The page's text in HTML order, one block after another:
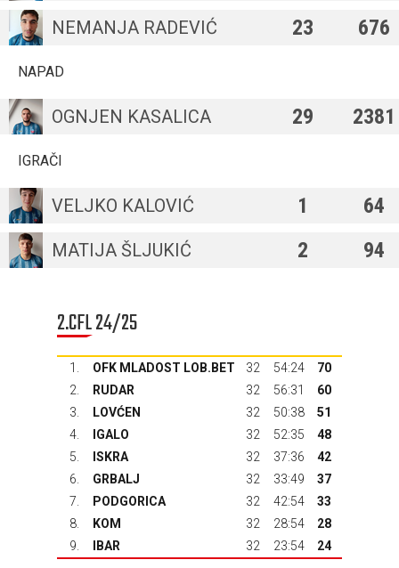
NEMANJA RADEVIĆ 23 676
NAPAD
OGNJEN KASALICA 29 2381
IGRAČI
VELJKO KALOVIĆ 1 64
MATIJA ŠLJUKIĆ 2 94
2.CFL 24/25
1. OFK MLADOST LOB.BET 32 54:24
70
2.
RUDAR 32 56:31
60
3.
LOVĆEN 32 50:38
51
4.
IGALO 32 52:35
48
5.
ISKRA 32 37:36
42
6.
GRBALJ 32 33:49
37
7.
PODGORICA 32 42:54
33
8.
KOM 32 28:54
28
9.
IBAR 32 23:54 24